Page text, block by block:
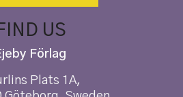
US
Förlag
Plats 1A,